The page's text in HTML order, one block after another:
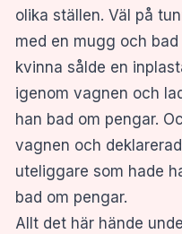
olika ställen. Väl på
med en mugg och
kvinna sålde en
igenom vagnen och
han bad om pengar.
vagnen och
uteliggare som hade
bad om pengar.
Allt det här hände